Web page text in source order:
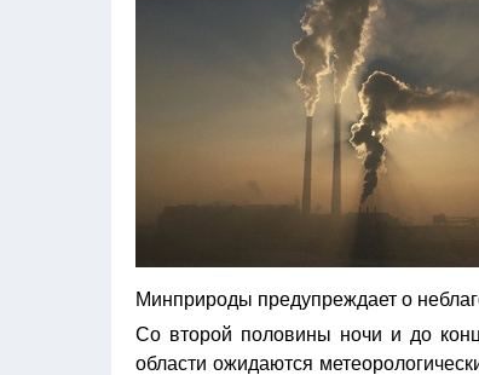
Минприроды предупреждает о
Со второй половины ночи и до
области ожидаются